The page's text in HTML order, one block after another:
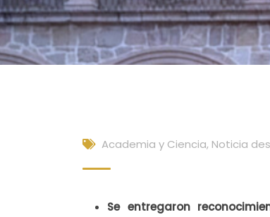
Academia y Ciencia, Noticia
Se entregaron